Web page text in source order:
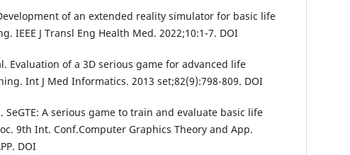
of an extended reality simulator for basic life
IEEE J Transl Eng Health Med. 2022;10:1-7. DOI
Evaluation of a 3D serious game for advanced life
Int J Med Informatics. 2013 set;82(9):798-809. DOI
SeGTE: A serious game to train and evaluate basic life
9th Int. Conf.Computer Graphics Theory and App.
DOI